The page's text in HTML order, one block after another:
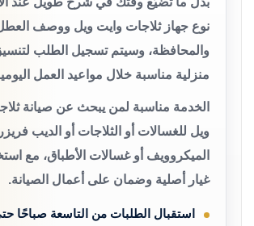
نوع جهاز ثلاجات وايت ويل ووصف
والمحافظة، وسيتم تسجيل الطلب
منزلية مناسبة خلال مواعيد العمل
الخدمة مناسبة لمن يبحث عن صيانة
ويل للغسالات أو الثلاجات أو الديب
الميكروويف أو غسالات الأطباق، مع
غيار أصلية وضمان على أعمال الصيانة.
استقبال الطلبات من التاسعة صباحًا